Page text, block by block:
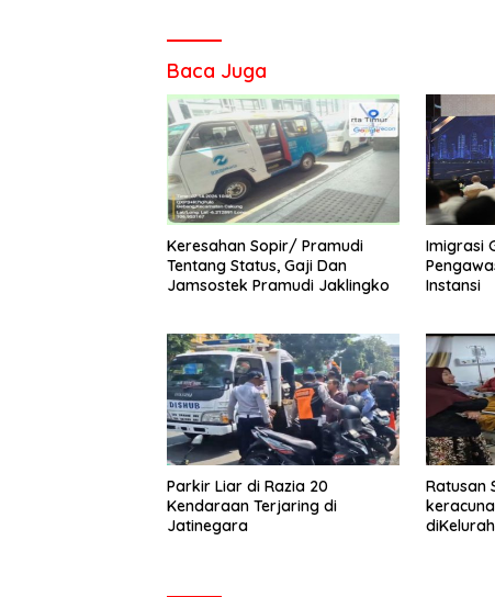
Baca Juga
Keresahan Sopir/ Pramudi
Tentang Status, Gaji Dan
Jamsostek Pramudi Jaklingko
Imigrasi
Instansi
Parkir Liar di Razia 20
Kendaraan Terjaring di
Jatinegara
Ratusan